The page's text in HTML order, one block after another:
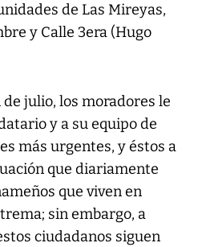
de Las Mireyas,
y Calle 3era (Hugo
julio, los moradores le
y a su equipo de
más urgentes, y éstos a
que diariamente
que viven en
sin embargo, a
ciudadanos siguen